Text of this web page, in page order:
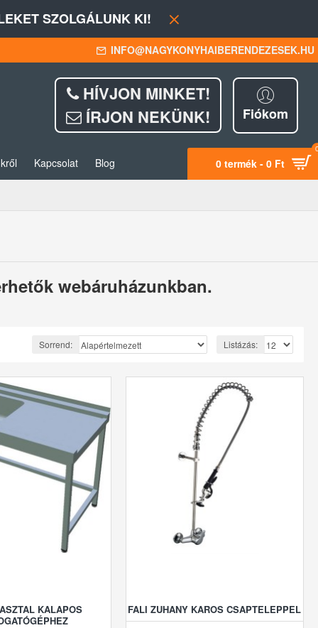
SZOLGÁLUNK KI!
INFO@NAGYKONYHAIBERENDEZESEK.HU
HÍVJON MINKET!
ÍRJON NEKÜNK!
Fiókom
Kapcsolat Blog 0 termék - 0 Ft
webáruházunkban.
Sorrend: Listázás:
KALAPOS
FALI ZUHANY KAROS CSAPTELEPPEL